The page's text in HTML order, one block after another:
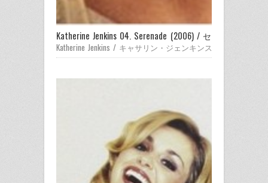
Katherine Jenkins 04. Serenade (2006) / セレナード
Katherine Jenkins / キャサリン・ジェンキンス